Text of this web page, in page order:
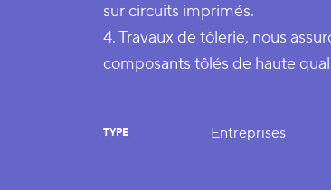
sur circuits imprimés.
4. Travaux de tôlerie, nous
composants tôlés de haute
TYPE Entreprises